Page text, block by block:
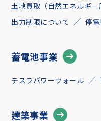
土地買取（自然エネルギー
出力制限について
停
蓄電池事業
テスラパワーウォール
建築事業